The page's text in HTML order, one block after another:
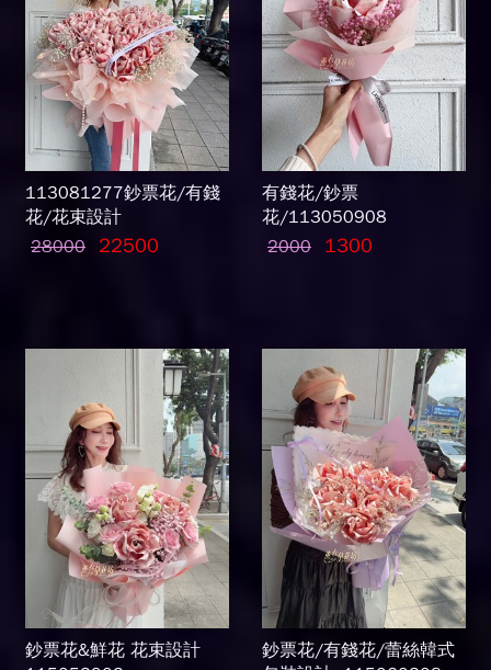
113081277鈔票花/有錢
花/花束設計
28000
22500
有錢花/鈔票
花/113050908
2000
1300
鈔票花&鮮花 花束設計
鈔票花/有錢花/蕾絲韓式